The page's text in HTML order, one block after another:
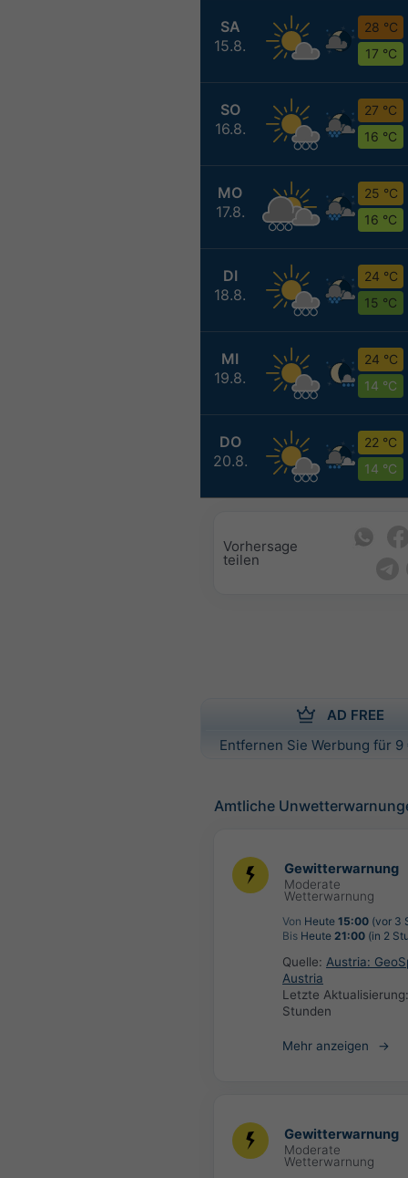
SA
15.8.
28 °C
17 °C
SO
16.8.
27 °C
16 °C
MO
17.8.
25 °C
16 °C
DI
18.8.
24 °C
15 °C
MI
19.8.
24 °C
14 °C
DO
20.8.
22 °C
14 °C
Vorhersage
teilen
AD FREE
Entfernen Sie Werbung für
Amtliche
Gewitterwarnung
Moderate
Wetterwarnung
Von Heute 15:00 (vor 3
Bis Heute 21:00 (in 2
Quelle: Austria:
Austria
Letzte
Stunden
Mehr anzeigen
Gewitterwarnung
Moderate
Wetterwarnung